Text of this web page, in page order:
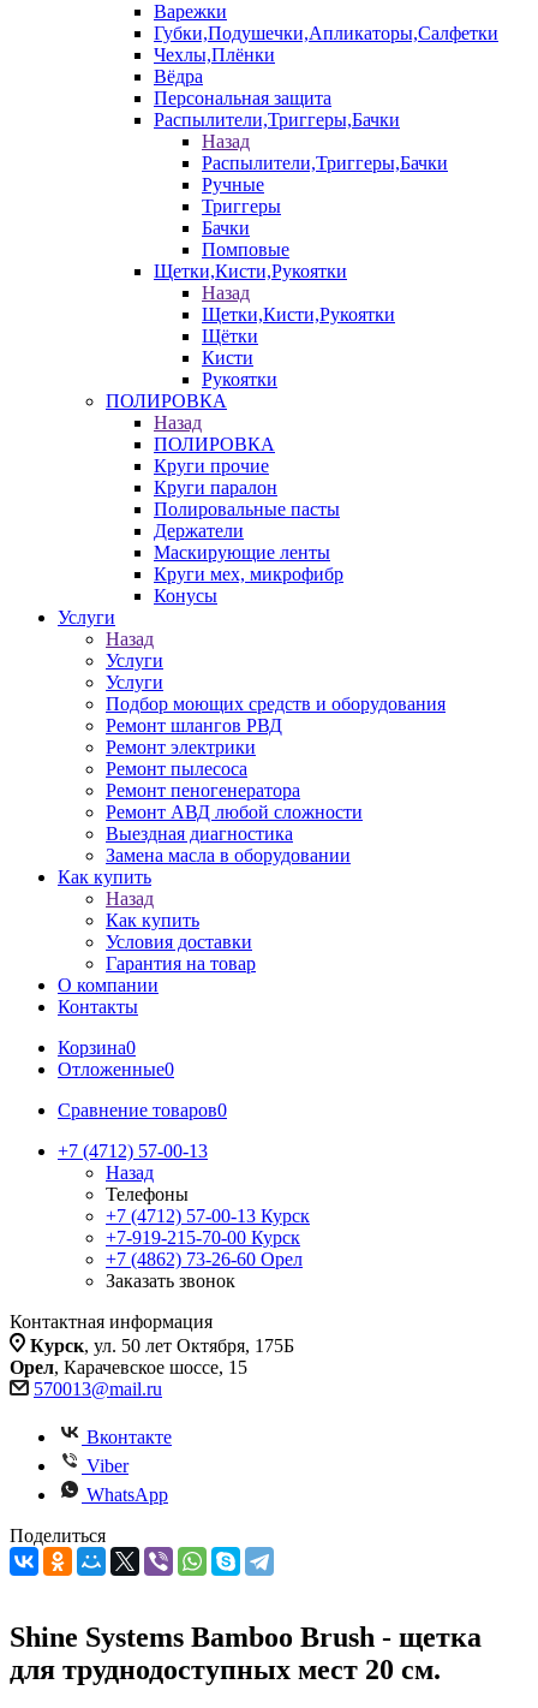
Варежки
Губки,Подушечки,Апликаторы,Салфетки
Чехлы,Плёнки
Вёдра
Персональная защита
Распылители,Триггеры,Бачки
Назад
Распылители,Триггеры,Бачки
Ручные
Триггеры
Бачки
Помповые
Щетки,Кисти,Рукоятки
Назад
Щетки,Кисти,Рукоятки
Щётки
Кисти
Рукоятки
ПОЛИРОВКА
Назад
ПОЛИРОВКА
Круги прочие
Круги паралон
Полировальные пасты
Держатели
Маскирующие ленты
Круги мех, микрофибр
Конусы
Услуги
Назад
Услуги
Услуги
Подбор моющих средств и оборудования
Ремонт шлангов РВД
Ремонт электрики
Ремонт пылесоса
Ремонт пеногенератора
Ремонт АВД любой сложности
Выездная диагностика
Замена масла в оборудовании
Как купить
Назад
Как купить
Условия доставки
Гарантия на товар
О компании
Контакты
Корзина0
Отложенные0
Сравнение товаров0
+7 (4712) 57-00-13
Назад
Телефоны
+7 (4712) 57-00-13 Курск
+7-919-215-70-00 Курск
+7 (4862) 73-26-60 Орел
Заказать звонок
Контактная информация
Курск, ул. 50 лет Октября, 175Б
Орел, Карачевское шоссе, 15
570013@mail.ru
Вконтакте
Viber
WhatsApp
Поделиться
Shine Systems Bamboo Brush - щетка
для труднодоступных мест 20 см.